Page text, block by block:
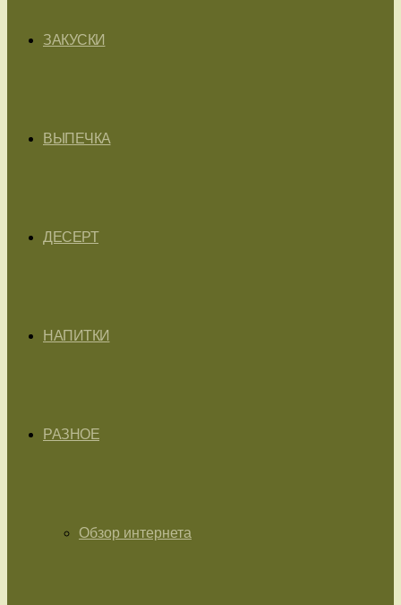
ЗАКУСКИ
ВЫПЕЧКА
ДЕСЕРТ
НАПИТКИ
РАЗНОЕ
Обзор интернета